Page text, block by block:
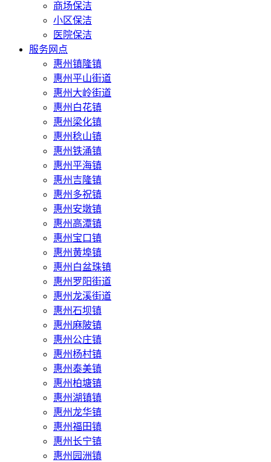
商场保洁
小区保洁
医院保洁
服务网点
惠州镇隆镇
惠州平山街道
惠州大岭街道
惠州白花镇
惠州梁化镇
惠州稔山镇
惠州铁涌镇
惠州平海镇
惠州吉隆镇
惠州多祝镇
惠州安墩镇
惠州高潭镇
惠州宝口镇
惠州黄埠镇
惠州白盆珠镇
惠州罗阳街道
惠州龙溪街道
惠州石坝镇
惠州麻陂镇
惠州公庄镇
惠州杨村镇
惠州泰美镇
惠州柏塘镇
惠州湖镇镇
惠州龙华镇
惠州福田镇
惠州长宁镇
惠州园洲镇